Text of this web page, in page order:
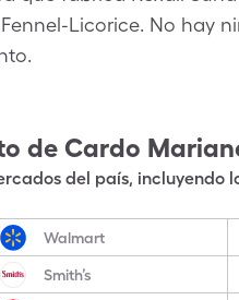
Licorice. No hay
de Cardo
del país, incluyendo
Walmart
Smith’s